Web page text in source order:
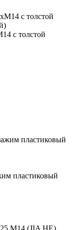
c толстой
пластиковый